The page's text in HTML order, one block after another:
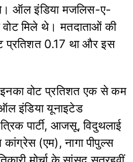
ऑल इंडिया मजलिस-ए-
वोट मिले थे। मतदाताओं की
प्रतिशत 0.17 था और इस
वोट प्रतिशत एक से कम
इंडिया यूनाइटेड
पार्टी, आजसू, विदुथलाई
(एम), नागा पीपुल्स